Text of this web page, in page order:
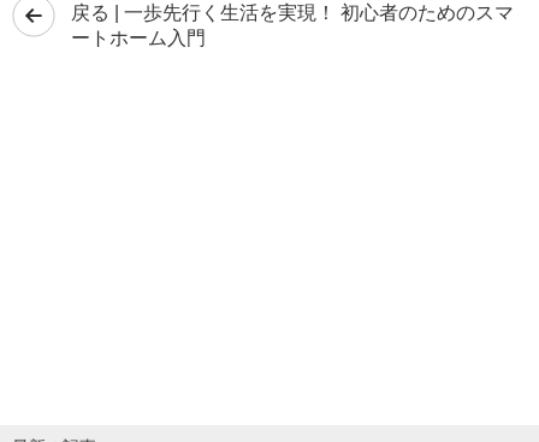
戻る | 一歩先行く生活を実現！ 初心者のためのスマ
ートホーム入門